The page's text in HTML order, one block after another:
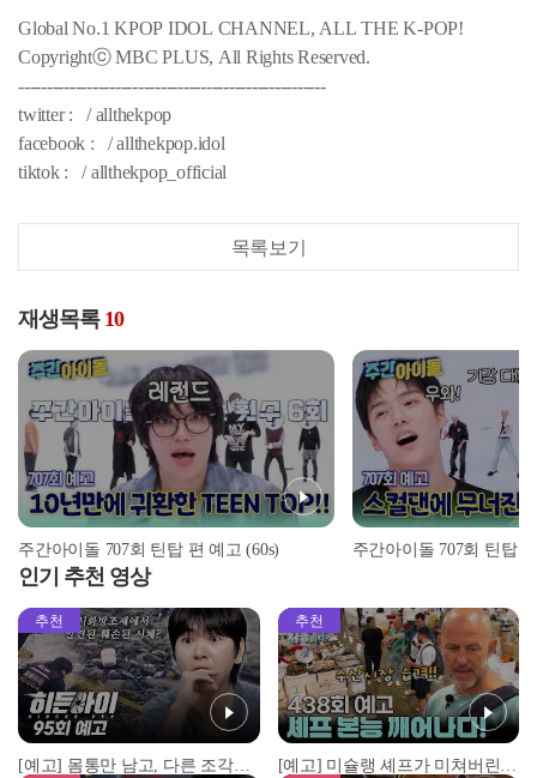
Global No.1 KPOP IDOL CHANNEL, ALL THE K-POP!
Copyrightⓒ MBC PLUS, All Rights Reserved.
------------------------------------------------------
twitter : / allthekpop
facebook : / allthekpop.idol
tiktok : / allthekpop_official
목록보기
재생목록 10
주간아이돌 707회 틴탑 편 예고 (60s) 주간아이돌 707회 틴탑
인기 추천 영상
추천
[예고] 몸통만 남고, 다른 조각은 어디에..? 시화호에서 드러난 충격적인 토막 살인사건!
추천
[예고] 미슐랭 셰프가 미쳐버린 이유! 본능이 깨어난 사건은?